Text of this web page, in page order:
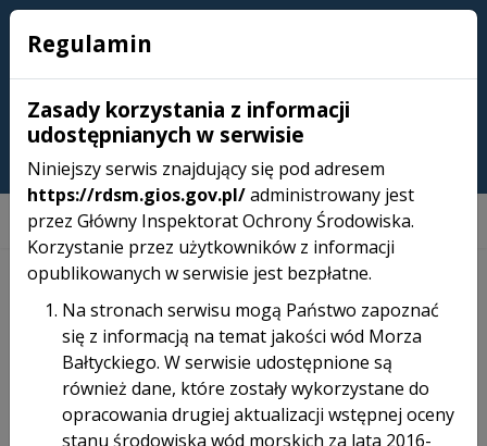
RAMOWA DYREKTYWA W SPRAWIE
STRATEGII MORSKIEJ
Wybierz swój język
Regulamin
Zasady korzystania z informacji
udostępnianych w serwisie
Niniejszy serwis znajdujący się pod adresem
https://rdsm.gios.gov.pl/administrowany jest
przez Główny Inspektorat Ochrony Środowiska.
Korzystanie przez użytkowników z informacji
opublikowanych w serwisie jest bezpłatne.
Na stronach serwisu mogą Państwo zapoznać
się z informacją na temat jakości wód Morza
Bałtyckiego. W serwisie udostępnione są
również dane, które zostały wykorzystane do
opracowania drugiej aktualizacji wstępnej oceny
stanu środowiska wód morskich za lata 2016-
BAZA DANYCH - AWIFAUNA
Baza danych - Awifauna
Aby pobrać plik, wypełnij formularz
Adres e-mail (wymagane)